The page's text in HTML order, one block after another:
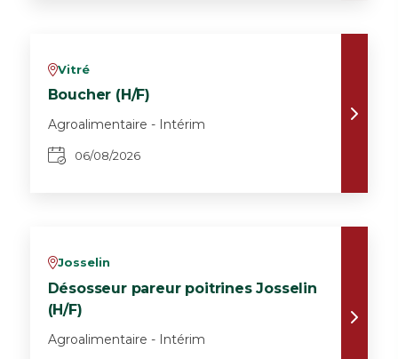
vVitré
Boucher (H/F)
Agroalimentaire - Intérim
06/08/2026
vJosselin
Désosseur pareur poitrines Josselin
(H/F)
Agroalimentaire - Intérim